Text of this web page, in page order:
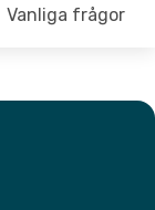
Vanliga frågor